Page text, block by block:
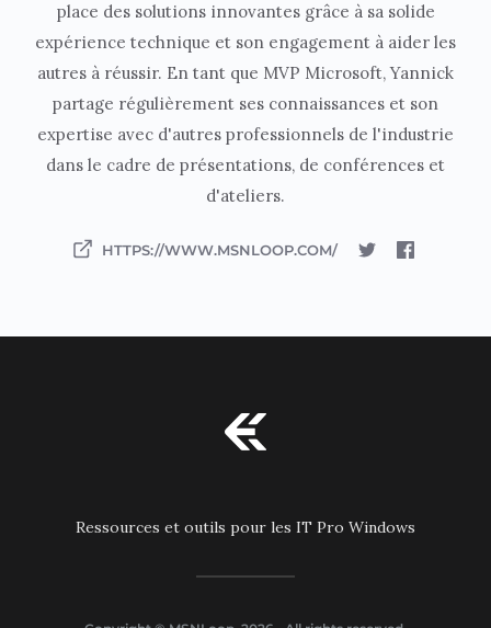
place des solutions innovantes grâce à sa solide
expérience technique et son engagement à aider les
autres à réussir. En tant que MVP Microsoft, Yannick
partage régulièrement ses connaissances et son
expertise avec d'autres professionnels de l'industrie
dans le cadre de présentations, de conférences et
d'ateliers.
HTTPS://WWW.MSNLOOP.COM/
Ressources et outils pour les IT Pro Windows